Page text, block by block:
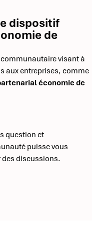
dispositif
de
visant à
aux entreprises, comme
économie de
question et
puisse vous
des discussions.